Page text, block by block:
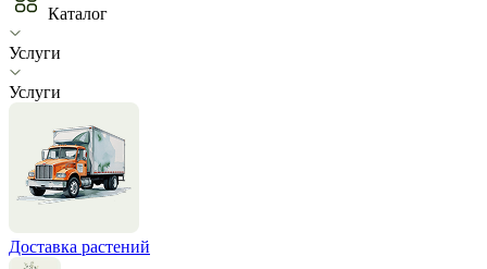
Каталог
Услуги
Услуги
Доставка растений